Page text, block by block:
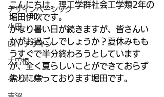
デザインベーシック
小田
DIY デザイン
大曽根
インテリア
こんにちは。理工学群社会工学類2年の
堀田伊吹です。
かなり暑い日が続きますが、皆さんい
かがお過ごしでしょうか？夏休みもも
うすぐで半分終わろうとしています
が、全く夏らしいことができておらず
焦りに焦っております堀田です。